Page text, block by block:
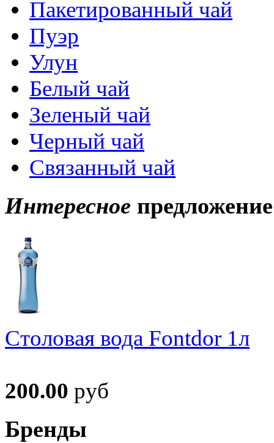
Пакетированный чай
Пуэр
Улун
Белый чай
Зеленый чай
Черный чай
Связанный чай
Интересное предложение
Столовая вода Fontdor 1л
200.00 руб
Бренды